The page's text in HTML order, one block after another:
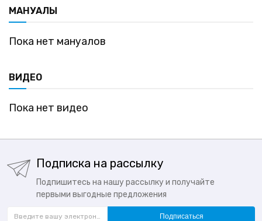
МАНУАЛЫ
Пока нет мануалов
ВИДЕО
Пока нет видео
Подписка на рассылку
Подпишитесь на нашу рассылку и получайте
первыми выгодные предложения
Подписаться